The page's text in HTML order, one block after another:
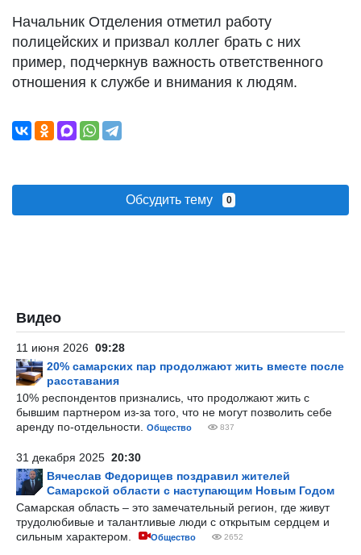
Начальник Отделения отметил работу
полицейских и призвал коллег брать с них
пример, подчеркнув важность ответственного
отношения к службе и внимания к людям.
Обсудить тему 0
Видео
11 июня 2026 09:28
20% самарских пар продолжают жить вместе после
расставания
10% респондентов признались, что продолжают жить с
бывшим партнером из-за того, что не могут позволить себе
аренду по-отдельности.
Общество 837
31 декабря 2025 20:30
Вячеслав Федорищев поздравил жителей
Самарской области с наступающим Новым Годом
Самарская область – это замечательный регион, где живут
трудолюбивые и талантливые люди с открытым сердцем и
сильным характером.
Общество 2652